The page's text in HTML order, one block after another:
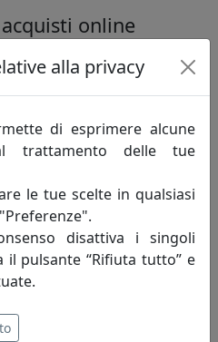
online
servizi
è fra i più bassi che
la spedizione è
alla privacy
di esprimere alcune
trattamento delle tue
le tue scelte in qualsiasi
disattiva i singoli
pulsante “Rifiuta tutto” e